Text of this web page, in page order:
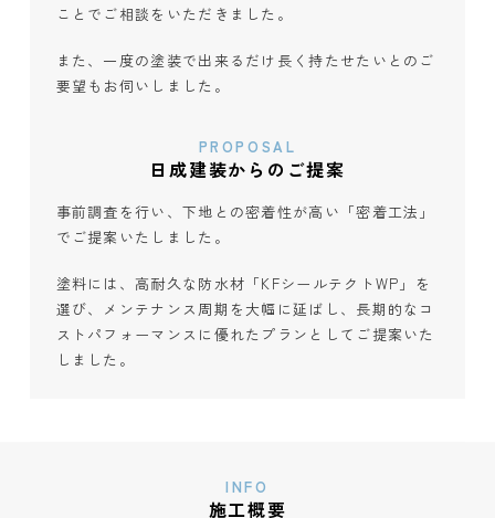
ことでご相談をいただきました。
また、一度の塗装で出来るだけ長く持たせたいとのご
要望もお伺いしました。
PROPOSAL
日成建装からのご提案
事前調査を行い、下地との密着性が高い「密着工法」
でご提案いたしました。
塗料には、高耐久な防水材「KFシールテクトWP」を
選び、メンテナンス周期を大幅に延ばし、長期的なコ
ストパフォーマンスに優れたプランとしてご提案いた
しました。
INFO
施工概要